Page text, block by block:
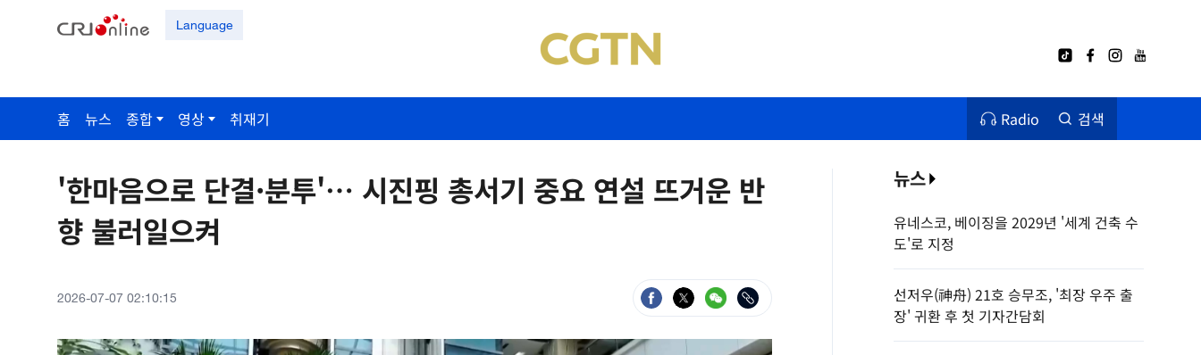
Language
홈 뉴스 종합 영상 취재기 Radio 검색
'한마음으로 단결·분투'… 시진핑 총서기 중요 연설 뜨거운 반
향 불러일으켜
2026-07-07 02:10:15
뉴스
유네스코, 베이징을 2029년 '세계 건축 수
도'로 지정
선저우(神舟) 21호 승무조, '최장 우주 출
장' 귀환 후 첫 기자간담회